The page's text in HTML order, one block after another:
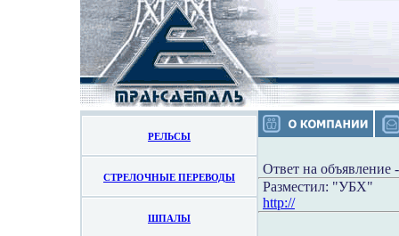
РЕЛЬСЫ
СТРЕЛОЧНЫЕ ПЕРЕВОДЫ
ШПАЛЫ
Ответ на объявление
Разместил: "УБХ"
http://